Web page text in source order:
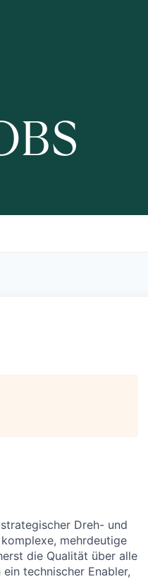
Dreh- und
mehrdeutige
die Qualität über alle
technischer Enabler,